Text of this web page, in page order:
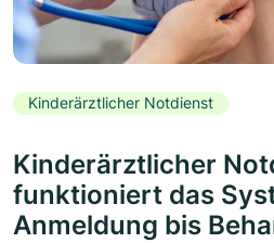
Kinderärztlicher Notdienst
Kinderärztlicher
funktioniert das
Anmeldung bis